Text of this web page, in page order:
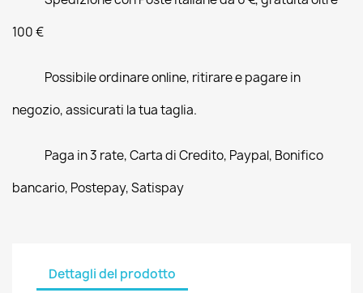
100 €
Possibile ordinare online, ritirare e pagare in
negozio, assicurati la tua taglia.
Paga in 3 rate, Carta di Credito, Paypal, Bonifico
bancario, Postepay, Satispay
Dettagli del prodotto